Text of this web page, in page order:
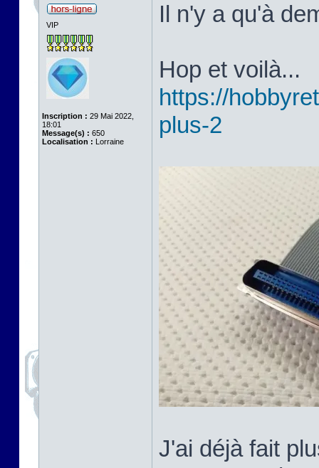
VIP
Inscription : 29 Mai 2022,
18:01
Message(s) : 650
Localisation : Lorraine
Il n'y a qu'à
Hop et voilà...
https://
plus-2
J'ai déjà fait